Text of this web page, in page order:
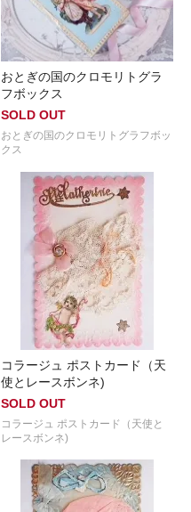
おとぎの国のクロモリトグラ
フボックス
SOLD OUT
おとぎの国のクロモリトグラフボッ
クス
コラージュ ポストカード（天
使とレースボンネ)
SOLD OUT
コラージュ ポストカード（天使と
レースボンネ)